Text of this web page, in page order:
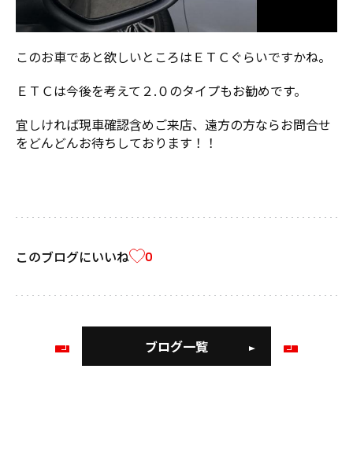
このお車であと欲しいところはＥＴＣぐらいですかね。
ＥＴＣは今後を考えて２.０のタイプもお勧めです。
宜しければ現車確認含めご来店、遠方の方ならお問合せ
をどんどんお待ちしております！！
このブログにいいね 0
前
ブログ一覧
次